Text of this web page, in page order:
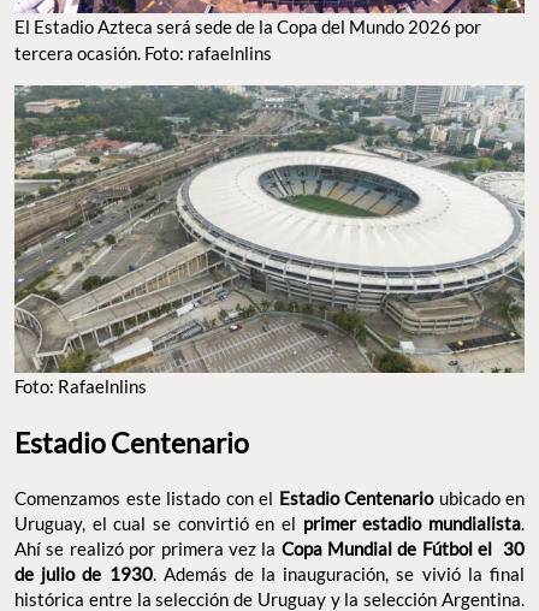
El Estadio Azteca será sede de la Copa del Mundo 2026 por
tercera ocasión. Foto: rafaelnlins
Foto: Rafaelnlins
Estadio Centenario
Comenzamos este listado con el Estadio Centenarioubicado en
Uruguay, el cual se convirtió en el primer estadio mundialista.
Ahí se realizó por primera vez la Copa Mundial de Fútbol el 30
de julio de 1930. Además de la inauguración, se vivió la final
histórica entre la selección de Uruguay y la selección Argentina.